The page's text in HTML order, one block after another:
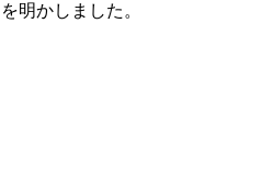
明かしました。